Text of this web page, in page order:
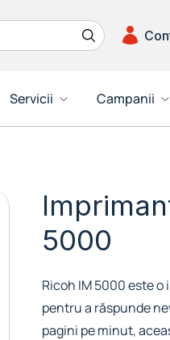
Servicii Campanii
5000
Ricoh IM 5000 este
pentru a răspunde
pagini pe minut,